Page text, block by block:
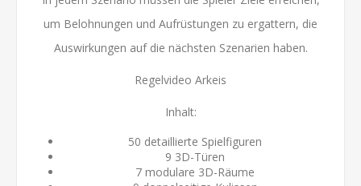
um Belohnungen und Aufrüstungen zu ergattern, die
Auswirkungen auf die nächsten Szenarien haben.
Regelvideo Arkeis
Inhalt:
50 detaillierte Spielfiguren
9 3D-Türen
7 modulare 3D-Räume